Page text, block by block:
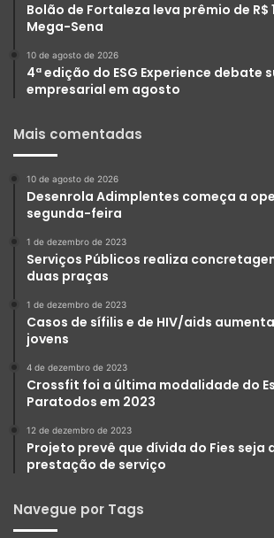
Bolão de Fortaleza leva prêmio de R$
Mega-Sena
10 de agosto de 2026
4ª edição do ESG Experience
empresarial em agosto
Mais comentadas
10 de agosto de 2026
Desenrola Adimplentes começa a
segunda-feira
1 de dezembro de 2023
Serviços Públicos realiza
duas praças
1 de dezembro de 2023
Casos de sífilis e de HIV/aids
jovens
4 de dezembro de 2023
Crossfit foi a última modalidade do
Paratodos em 2023
12 de dezembro de 2023
Projeto prevê que dívida do Fies seja
prestação de serviço
Navegue por Tags